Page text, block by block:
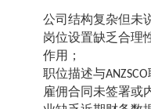
公司结构复杂但未
岗位设置缺乏合理
作用；
职位描述与ANZSCO
雇佣合同未签署或